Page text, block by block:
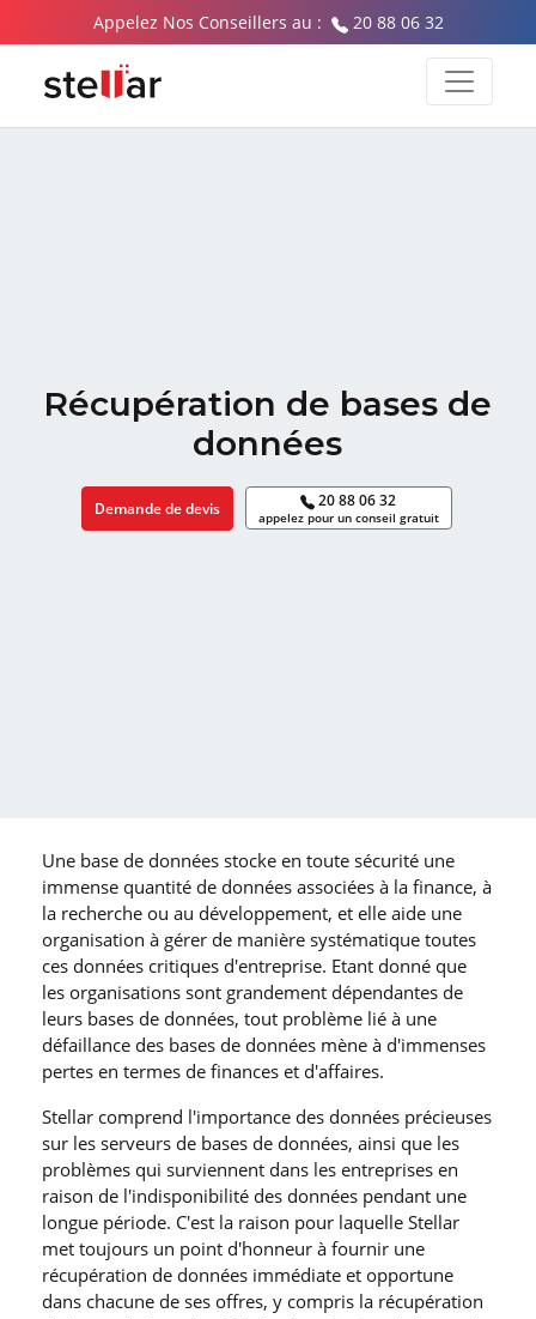
Appelez Nos Conseillers au : 20 88 06 32
Récupération de bases de
données
Demande de devis 20 88 06 32
appelez pour un conseil gratuit
Une base de données stocke en toute sécurité une
immense quantité de données associées à la finance, à
la recherche ou au développement, et elle aide une
organisation à gérer de manière systématique toutes
ces données critiques d′entreprise. Etant donné que
les organisations sont grandement dépendantes de
leurs bases de données, tout problème lié à une
défaillance des bases de données mène à d′immenses
pertes en termes de finances et d′affaires.
Stellar comprend l′importance des données précieuses
sur les serveurs de bases de données, ainsi que les
problèmes qui surviennent dans les entreprises en
raison de l′indisponibilité des données pendant une
longue période. C′est la raison pour laquelle Stellar
met toujours un point d′honneur à fournir une
récupération de données immédiate et opportune
dans chacune de ses offres, y compris la récupération